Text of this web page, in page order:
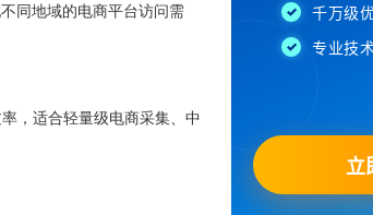
同地域的电商平台访问需
，适合轻量级电商采集、中